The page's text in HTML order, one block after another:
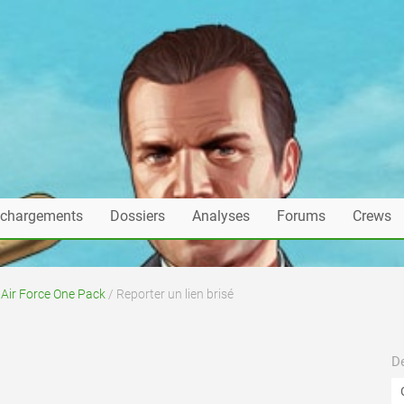
Dossiers Analyses Forums Crews
Force One Pack / Reporter un lien brisé